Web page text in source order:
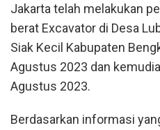
Jakarta telah melakukan
berat Excavator di Desa
Siak Kecil Kabupaten
Agustus 2023 dan
Agustus 2023.
Berdasarkan informasi